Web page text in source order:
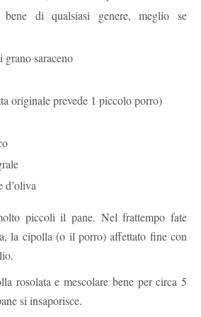
di qualsiasi genere, meglio se
saraceno
originale prevede 1 piccolo porro)
d’oliva
piccoli il pane. Nel frattempo fate
la cipolla (o il porro) affettato fine con
rosolata e mescolare bene per circa 5
si insaporisce.